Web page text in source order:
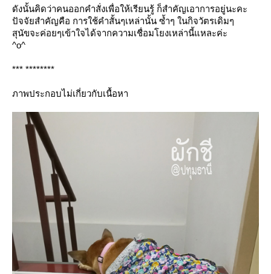
ดังนั้นคิดว่าคนออกคำสั่งเพื่อให้เรียนรู้ ก็สำคัญเอาการอยู่นะคะ
ปัจจัยสำคัญคือ การใช้คำสั้นๆเหล่านั้น ซ้ำๆ ในกิจวัตรเดิมๆ
สุนัขจะค่อยๆเข้าใจได้จากความเชื่อมโยงเหล่านี้แหละค่ะ
^o^
*** ********
ภาพประกอบไม่เกี่ยวกับเนื้อหา